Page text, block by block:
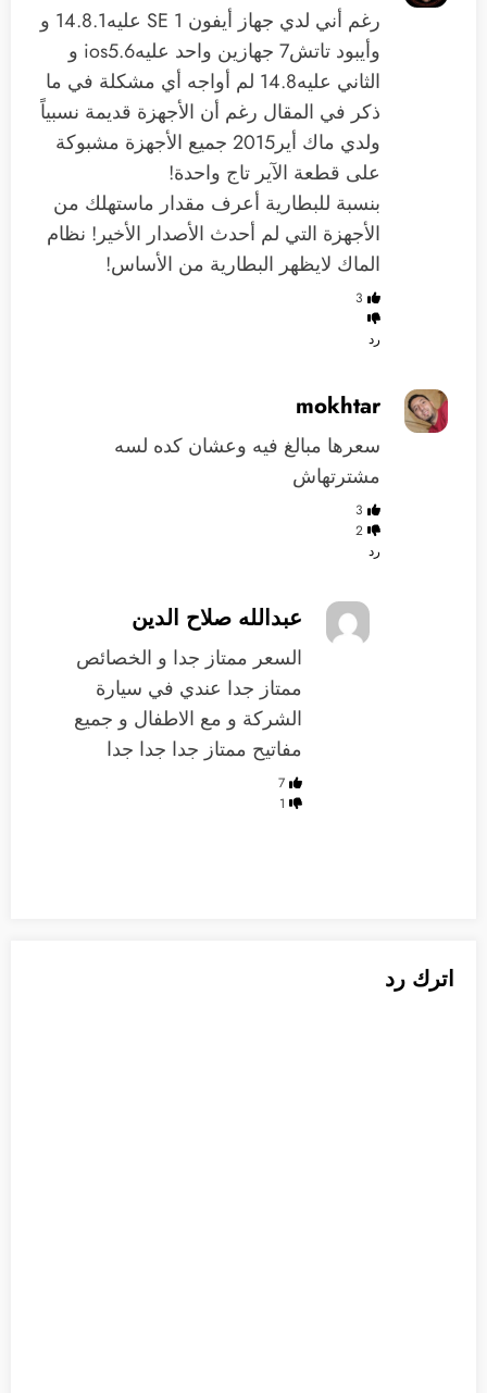
رغم أني لدي جهاز أيفون SE 1 عليه14.8.1 و
وأيبود تاتش7 جهازين واحد عليهios5.6 و
الثاني عليه14.8 لم أواجه أي مشكلة في ما
ذكر في المقال رغم أن الأجهزة قديمة نسبياً
ولدي ماك أير2015 جميع الأجهزة مشبوكة
على قطعة الآير تاج واحدة!
بنسبة للبطارية أعرف مقدار ماستهلك من
الأجهزة التي لم أحدث الأصدار الأخير! نظام
الماك لايظهر البطارية من الأساس!
3
رد
mokhtar
سعرها مبالغ فيه وعشان كده لسه
مشترتهاش
3
2
رد
عبدالله صلاح الدين
السعر ممتاز جدا و الخصائص
ممتاز جدا عندي في سيارة
الشركة و مع الاطفال و جميع
مفاتيح ممتاز جدا جدا جدا
7
1
اترك رد